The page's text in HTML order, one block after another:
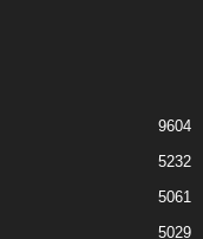
9604
5232
5061
5029